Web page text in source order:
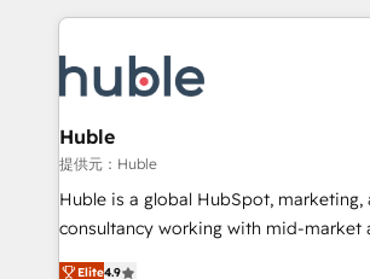
new HubSpot portal with Advanced
CRM Migrations using our in-house
entirely around coaching and training.
skills, processes, and internal team you
attract the right buyers, close deals
without outside dependencies. You’ll learn how to: •
Set up, audit, and organize your
Get your sales team fully using
pipeline and revenue across the entire
Huble
提供元：Huble
Huble is a global HubSpot, marketing,
consultancy working with mid-market
businesses. We go beyond implementation, shaping
Elite4.9